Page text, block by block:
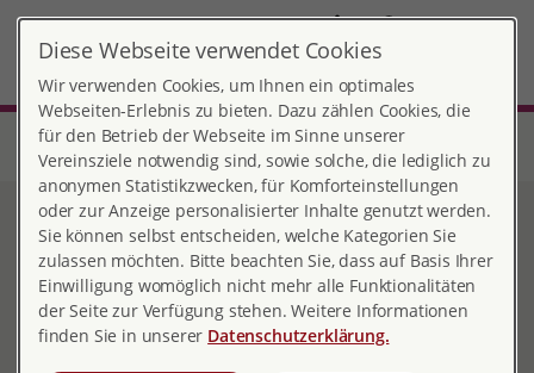
DE
Start Bayern
Ortsverband München
Veranstaltungen pro familia München
Veranstaltungen pro
familia München
Diese Webseite verwendet Cookies
Wir verwenden Cookies, um Ihnen ein optimales
Webseiten-Erlebnis zu bieten. Dazu zählen Cookies, die
für den Betrieb der Webseite im Sinne unserer
Vereinsziele notwendig sind, sowie solche, die lediglich zu
anonymen Statistikzwecken, für Komforteinstellungen
oder zur Anzeige personalisierter Inhalte genutzt werden.
Sie können selbst entscheiden, welche Kategorien Sie
zulassen möchten. Bitte beachten Sie, dass auf Basis Ihrer
Einwilligung womöglich nicht mehr alle Funktionalitäten
der Seite zur Verfügung stehen. Weitere Informationen
finden Sie in unserer Datenschutzerklärung.